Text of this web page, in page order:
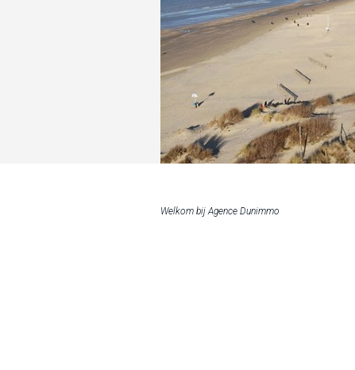
Welkom bij Agence Dunimmo